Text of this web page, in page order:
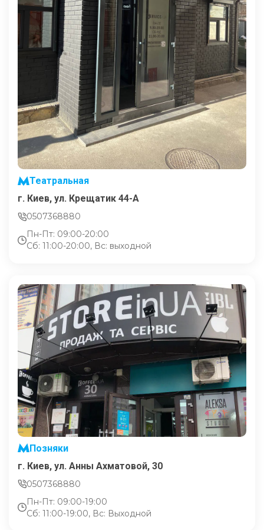
Театральная
г. Киев, ул. Крещатик 44-А
0507368880
Пн-Пт: 09:00-20:00
Сб: 11:00-20:00, Вс: выходной
Позняки
г. Киев, ул. Анны Ахматовой, 30
0507368880
Пн-Пт: 09:00-19:00
Сб: 11:00-19:00, Вс: Выходной